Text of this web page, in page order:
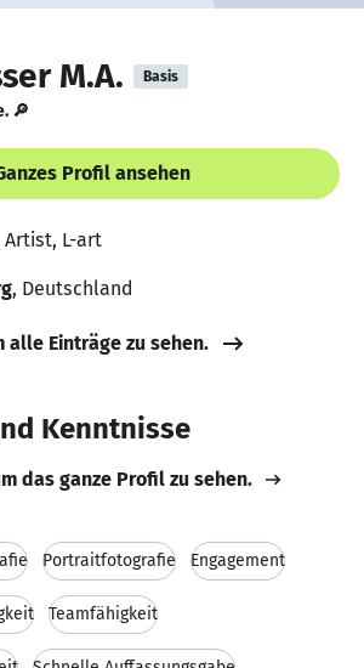
M.A. Basis
🔎
Profil ansehen
Artist, L-art
, Deutschland
alle Einträge zu sehen.
Kenntnisse
das ganze Profil zu sehen.
Portraitfotografie Engagement
Teamfähigkeit